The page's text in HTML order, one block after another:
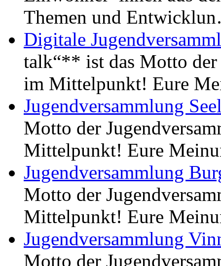
Themen und
Digitale
talk“** ist das Motto der
im Mittelpunkt! Eure
Jugendversammlung
Motto der
Mittelpunkt! Eure
Jugendversammlung
Motto der
Mittelpunkt! Eure
Jugendversammlung
Motto der